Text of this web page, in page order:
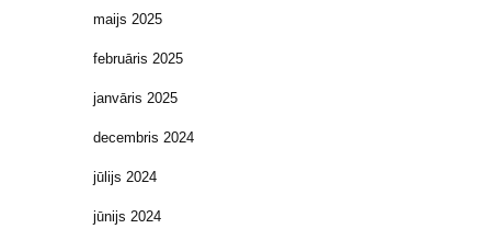
maijs 2025
februāris 2025
janvāris 2025
decembris 2024
jūlijs 2024
jūnijs 2024